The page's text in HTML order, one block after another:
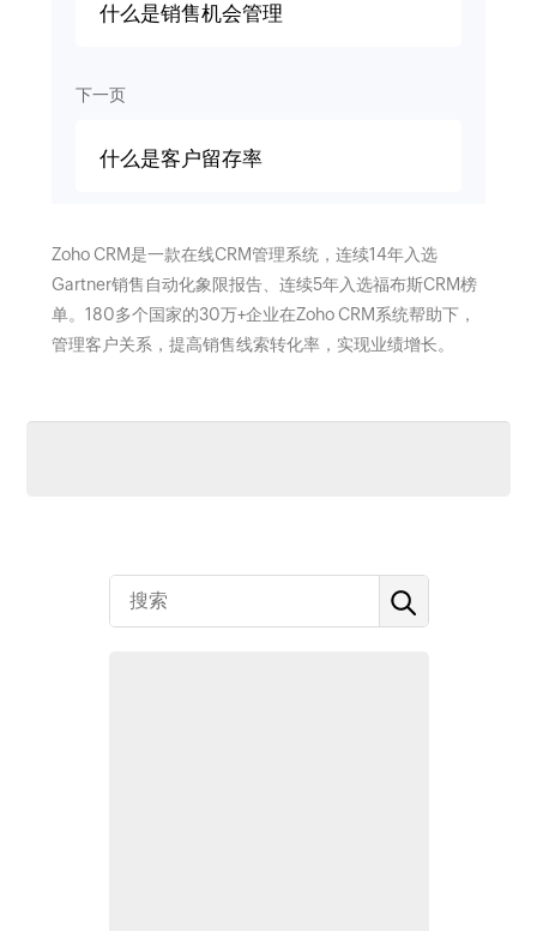
什么是销售机会管理
下一页
什么是客户留存率
Zoho CRM是一款在线CRM管理系统，连续14年入选
Gartner销售自动化象限报告、连续5年入选福布斯CRM榜
单。180多个国家的30万+企业在Zoho CRM系统帮助下，
管理客户关系，提高销售线索转化率，实现业绩增长。